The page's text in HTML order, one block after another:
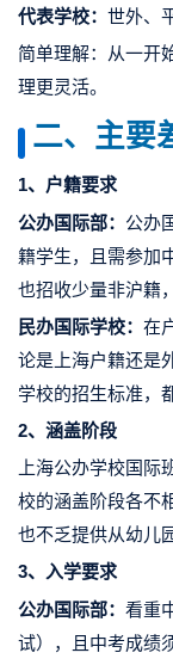
代表学校： 世外、
简单理解：从一开
理更灵活。
二、主要
1、户籍要求
公办国际部： 公办
籍学生，且需参加
也招收少量非沪籍
民办国际学校： 在
论是上海户籍还是
学校的招生标准，
2、涵盖阶段
上海公办学校国际
校的涵盖阶段各不
也不乏提供从幼儿
3、入学要求
公办国际部： 看重
试），且中考成绩